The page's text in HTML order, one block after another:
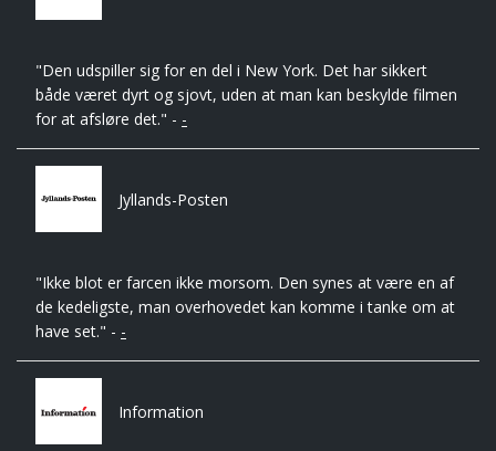
"Den udspiller sig for en del i New York. Det har sikkert
både været dyrt og sjovt, uden at man kan beskylde filmen
for at afsløre det." - -
Jyllands-Posten
"Ikke blot er farcen ikke morsom. Den synes at være en af
de kedeligste, man overhovedet kan komme i tanke om at
have set." - -
Information